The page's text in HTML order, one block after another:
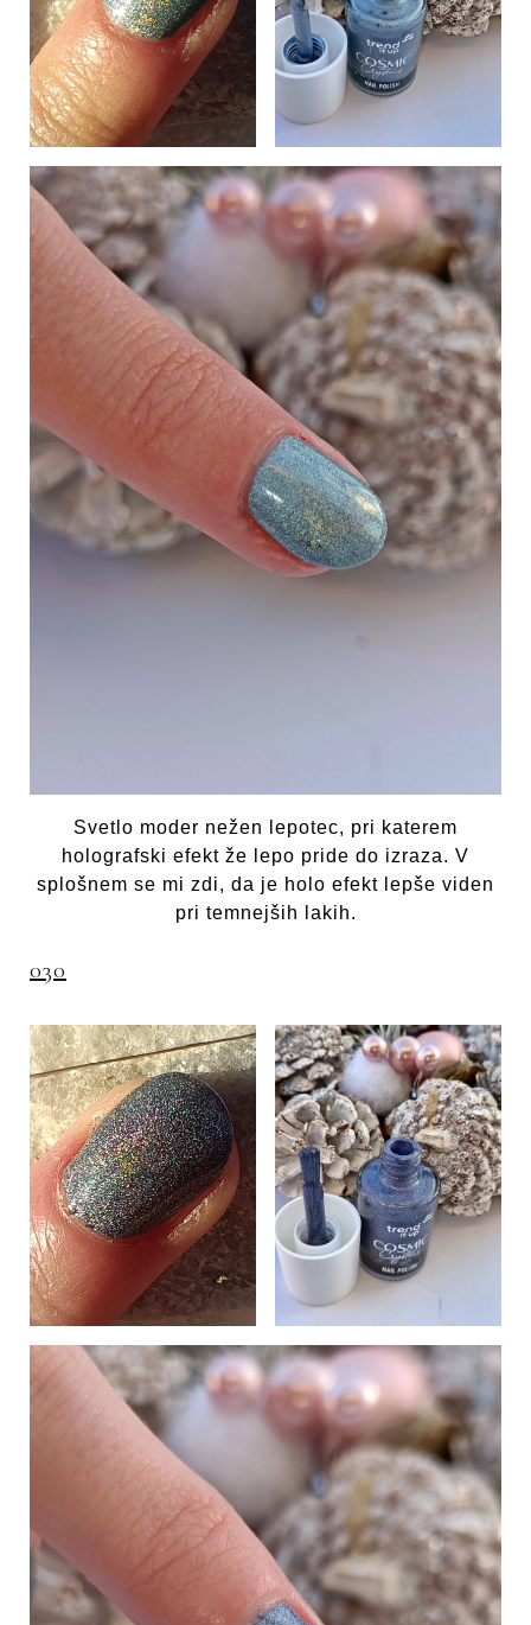
Svetlo moder nežen lepotec, pri katerem
holografski efekt že lepo pride do izraza. V
splošnem se mi zdi, da je holo efekt lepše viden
pri temnejših lakih.
030